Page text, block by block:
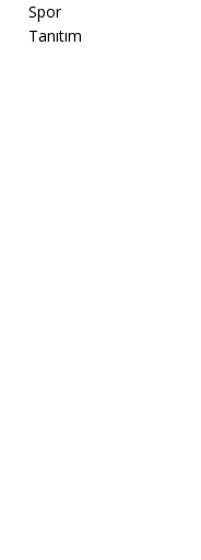
Spor
Tanıtım